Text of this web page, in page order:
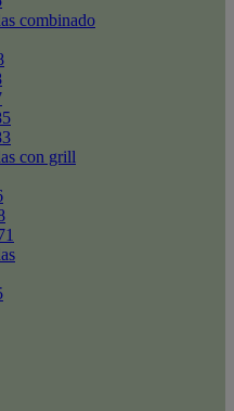
combinado
con grill